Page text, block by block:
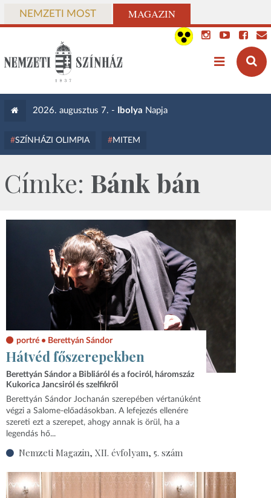
NEMZETI MOST MAGAZIN
2026. augusztus 7. - Ibolya Napja
SZÍNHÁZI OLIMPIA MITEM
Címke: Bánk bán
portré • Berettyán Sándor
Hátvéd főszerepekben
Berettyán Sándor a Bibliáról és a fociról, háromszáz
Kukorica Jancsiról és szelfikről
Berettyán Sándor Jochanán szerepében vértanúként
végzi a Salome-előadásokban. A lefejezés ellenére
szereti ezt a szerepet, ahogy annak is örül, ha a
legendás hő...
Nemzeti Magazin, XII. évfolyam, 5. szám